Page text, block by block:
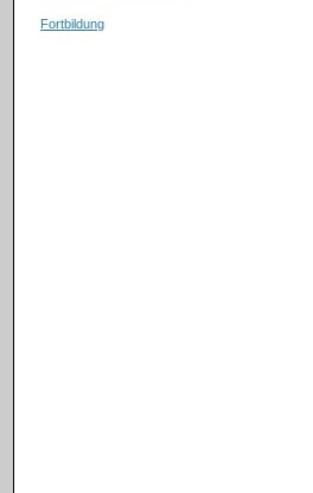
Fortbildung